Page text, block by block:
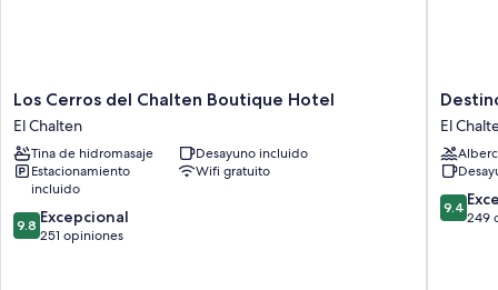
Los
Cerros
del
Chalten
Boutique
Hotel
El
Chalten
Los Cerros del Chalten Boutique Hotel
El Chalten
Tina de hidromasaje
Desayuno incluido
Estacionamiento
incluido
Wifi gratuito
9.8
de
9.8 Excepcional
251 opiniones
Destino
Sur
Hotel
&
Spa
de
El
9.4
de
9.4
249